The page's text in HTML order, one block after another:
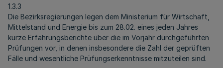
1.3.3
Die Bezirksregierungen legen dem Ministerium für Wirtschaft,
Mittelstand und Energie bis zum 28.02. eines jeden Jahres
kurze Erfahrungsberichte über die im Vorjahr durchgeführten
Prüfungen vor, in denen insbesondere die Zahl der geprüften
Fälle und wesentliche Prüfungserkenntnisse mitzuteilen sind.